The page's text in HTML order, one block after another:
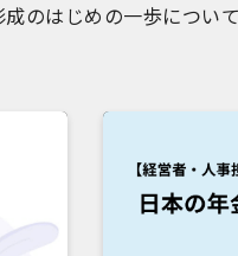
のはじめの一歩につい